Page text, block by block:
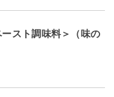
スト調味料＞（味の